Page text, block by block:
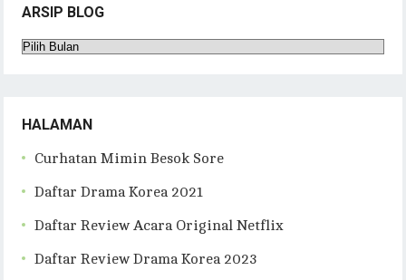
ARSIP BLOG
Arsip
HALAMAN
Curhatan Mimin Besok Sore
Daftar Drama Korea 2021
Daftar Review Acara Original Netflix
Daftar Review Drama Korea 2023